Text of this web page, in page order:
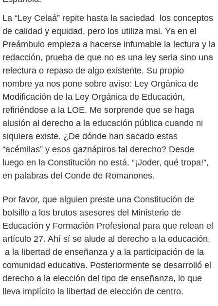
La “Ley Celaá” repite hasta la saciedad los conceptos
de calidad y equidad, pero los utiliza mal. Ya en el
Preámbulo empieza a hacerse infumable la lectura y la
redacción, prueba de que no es una ley seria sino una
relectura o repaso de algo existente. Su propio
nombre ya nos pone sobre aviso: Ley Orgánica de
Modificación de la Ley Orgánica de Educación,
refiriéndose a la LOE. Me sorprende que se haga
alusión al derecho a la educación pública cuando ni
siquiera existe. ¿De dónde han sacado estas
“acémilas” y esos gaznápiros tal derecho? Desde
luego en la Constitución no está. “¡Joder, qué tropa!”,
en palabras del Conde de Romanones.
Por favor, que alguien preste una Constitución de
bolsillo a los brutos asesores del Ministerio de
Educación y Formación Profesional para que relean el
artículo 27. Ahí sí se alude al derecho a la educación,
a la libertad de enseñanza y a la participación de la
comunidad educativa. Posteriormente se desarrolló el
derecho a la elección del tipo de enseñanza, lo que
lleva implícito la libertad de elección de centro.